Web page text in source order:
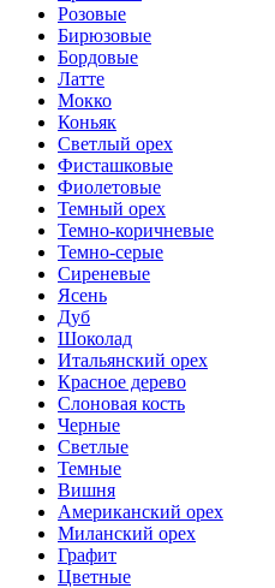
Розовые
Бирюзовые
Бордовые
Латте
Мокко
Коньяк
Светлый орех
Фисташковые
Фиолетовые
Темный орех
Темно-коричневые
Темно-серые
Сиреневые
Ясень
Дуб
Шоколад
Итальянский орех
Красное дерево
Слоновая кость
Черные
Светлые
Темные
Вишня
Американский орех
Миланский орех
Графит
Цветные